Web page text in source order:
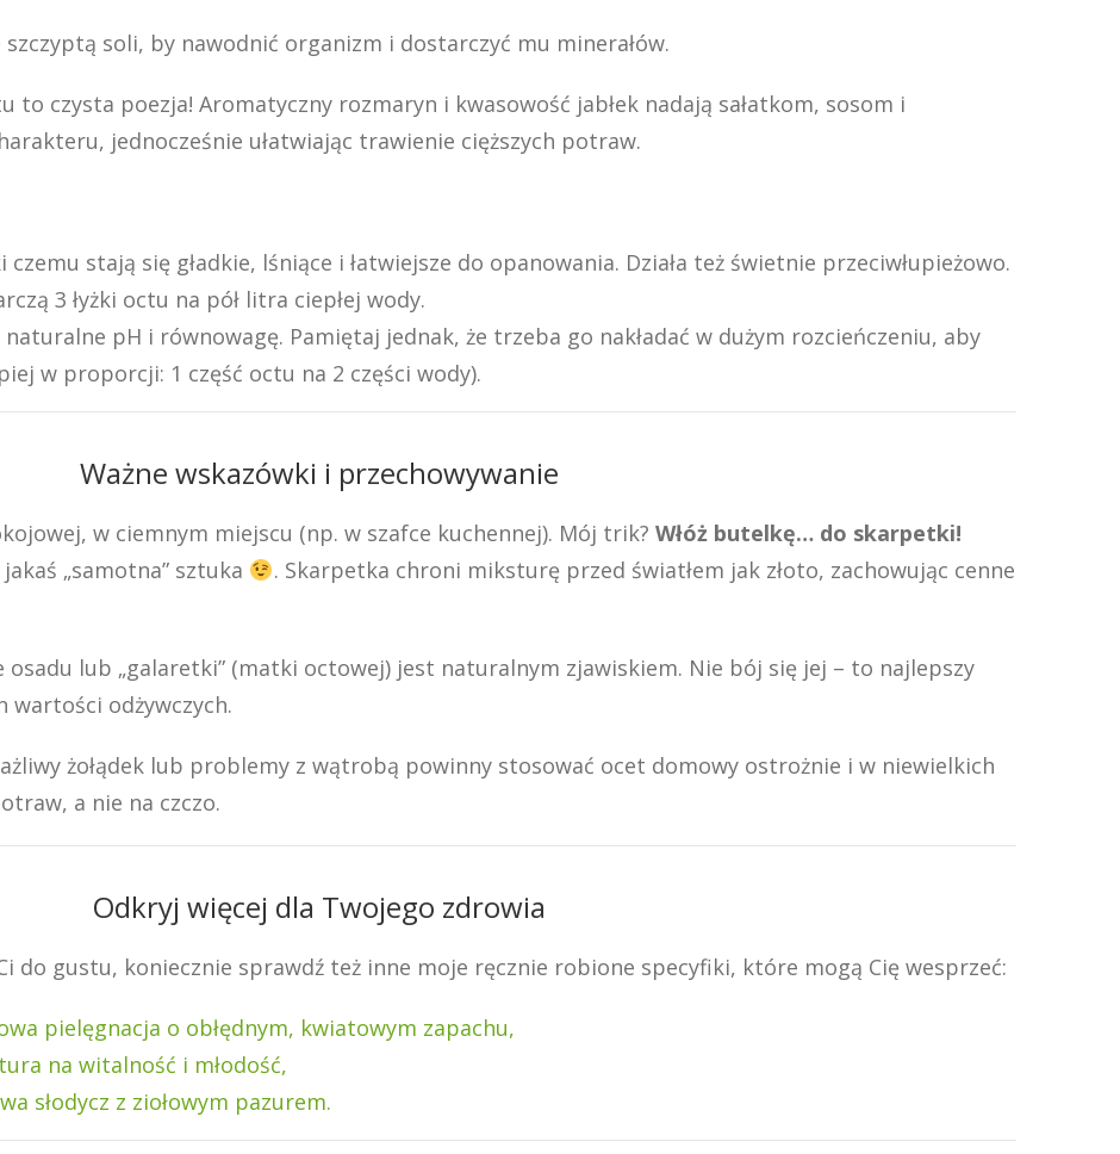
soli, by nawodnić organizm i dostarczyć mu minerałów.
to czysta poezja! Aromatyczny rozmaryn i kwasowość jabłek nadają sałatkom, sosom i
jednocześnie ułatwiając trawienie cięższych potraw.
czemu stają się gładkie, lśniące i łatwiejsze do opanowania. Działa też świetnie przeciwłupieżowo.
3 łyżki octu na pół litra ciepłej wody.
pH i równowagę. Pamiętaj jednak, że trzeba go nakładać w dużym rozcieńczeniu, aby
w proporcji: 1 część octu na 2 części wody).
Ważne wskazówki i przechowywanie
w ciemnym miejscu (np. w szafce kuchennej). Mój trik? Włóż butelkę… do skarpetki!
„samotna” sztuka
. Skarpetka chroni miksturę przed światłem jak złoto, zachowując cenne
lub „galaretki” (matki octowej) jest naturalnym zjawiskiem. Nie bój się jej – to najlepszy
wartości odżywczych.
żołądek lub problemy z wątrobą powinny stosować ocet domowy ostrożnie i w niewielkich
a nie na czczo.
Odkryj więcej dla Twojego zdrowia
do gustu, koniecznie sprawdź też inne moje ręcznie robione specyfiki, które mogą Cię wesprzeć:
pielęgnacja o obłędnym, kwiatowym zapachu,
na witalność i młodość,
słodycz z ziołowym pazurem.